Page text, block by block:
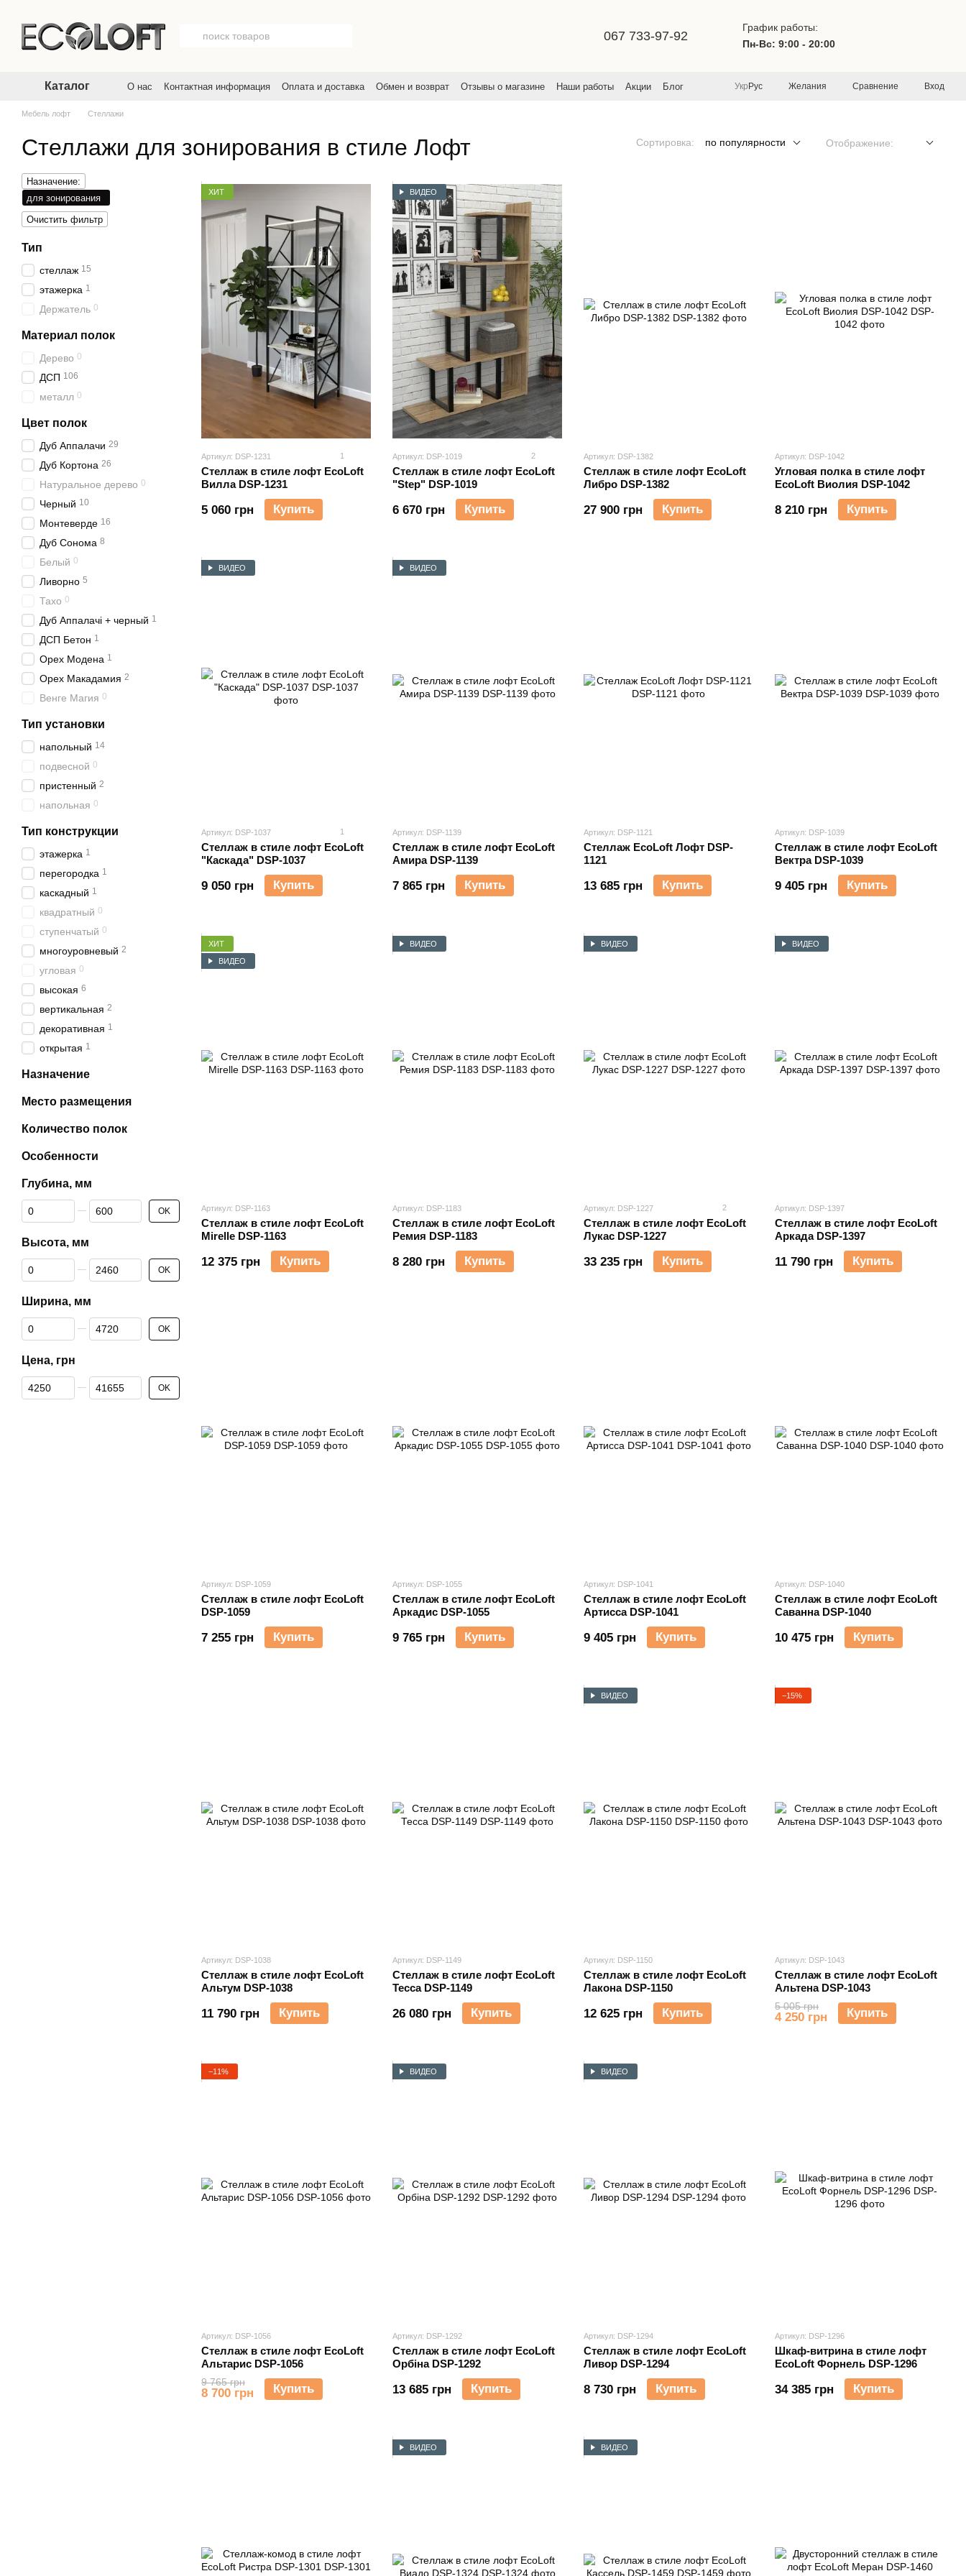
067 733-97-92
График работы:
Пн-Вс: 9:00 - 20:00
Каталог О нас Контактная информация Оплата и доставка Обмен и возврат Отзывы о магазине Наши работы Акции
Блог
Укр Рус Желания Сравнение Вход
Мебель лофт Стеллажи
Стеллажи для зонирования в стиле Лофт Сортировка: по популярности Отображение:
ХИТ
Артикул: DSP-1231 1
Стеллаж в стиле лофт EcoLoft
Вилла DSP-1231
5 060 грн Купить
ВИДЕО
Артикул: DSP-1019 2
Стеллаж в стиле лофт EcoLoft
"Step" DSP-1019
6 670 грн Купить
Артикул: DSP-1382
Стеллаж в стиле лофт EcoLoft
Либро DSP-1382
27 900 грн Купить
Артикул: DSP-1042
Угловая полка в стиле лофт
EcoLoft Виолия DSP-1042
8 210 грн Купить
ВИДЕО
Артикул: DSP-1037 1
Стеллаж в стиле лофт EcoLoft
"Каскада" DSP-1037
9 050 грн Купить
ВИДЕО
Артикул: DSP-1139
Стеллаж в стиле лофт EcoLoft
Амира DSP-1139
7 865 грн Купить
Артикул: DSP-1121
Стеллаж EcoLoft Лофт DSP-
1121
13 685 грн Купить
Артикул: DSP-1039
Стеллаж в стиле лофт EcoLoft
Вектра DSP-1039
9 405 грн Купить
ХИТ
ВИДЕО
Артикул: DSP-1163
Стеллаж в стиле лофт EcoLoft
Mirelle DSP-1163
12 375 грн Купить
ВИДЕО
Артикул: DSP-1183
Стеллаж в стиле лофт EcoLoft
Ремия DSP-1183
8 280 грн Купить
ВИДЕО
Артикул: DSP-1227 2
Стеллаж в стиле лофт EcoLoft
Лукас DSP-1227
33 235 грн Купить
ВИДЕО
Артикул: DSP-1397
Стеллаж в стиле лофт EcoLoft
Аркада DSP-1397
11 790 грн Купить
Артикул: DSP-1059
Стеллаж в стиле лофт EcoLoft
DSP-1059
7 255 грн Купить
Артикул: DSP-1055
Стеллаж в стиле лофт EcoLoft
Аркадис DSP-1055
9 765 грн Купить
Артикул: DSP-1041
Стеллаж в стиле лофт EcoLoft
Артисса DSP-1041
9 405 грн Купить
Артикул: DSP-1040
Стеллаж в стиле лофт EcoLoft
Саванна DSP-1040
10 475 грн Купить
Артикул: DSP-1038
Стеллаж в стиле лофт EcoLoft
Альтум DSP-1038
11 790 грн Купить
Артикул: DSP-1149
Стеллаж в стиле лофт EcoLoft
Тесса DSP-1149
26 080 грн Купить
ВИДЕО
Артикул: DSP-1150
Стеллаж в стиле лофт EcoLoft
Лакона DSP-1150
12 625 грн Купить
−15%
Артикул: DSP-1043
Стеллаж в стиле лофт EcoLoft
Альтена DSP-1043
5 005 грн
4 250 грн Купить
−11%
Артикул: DSP-1056
Стеллаж в стиле лофт EcoLoft
Альтарис DSP-1056
9 765 грн
8 700 грн Купить
ВИДЕО
Артикул: DSP-1292
Стеллаж в стиле лофт EcoLoft
Орбіна DSP-1292
13 685 грн Купить
ВИДЕО
Артикул: DSP-1294
Стеллаж в стиле лофт EcoLoft
Ливор DSP-1294
8 730 грн Купить
Артикул: DSP-1296
Шкаф-витрина в стиле лофт
EcoLoft Форнель DSP-1296
34 385 грн Купить
ВИДЕО ВИДЕО
Назначение:
для зонирования
Очистить фильтр
Тип
стеллаж 15
этажерка 1
Держатель 0
Материал полок
Дерево 0
ДСП 106
металл 0
Цвет полок
Дуб Аппалачи 29
Дуб Кортона 26
Натуральное дерево 0
Черный 10
Монтеверде 16
Дуб Сонома 8
Белый 0
Ливорно 5
Тахо 0
Дуб Аппалачі + черный 1
ДСП Бетон 1
Орех Модена 1
Орех Макадамия 2
Венге Магия 0
Тип установки
напольный 14
подвесной 0
пристенный 2
напольная 0
Тип конструкции
этажерка 1
перегородка 1
каскадный 1
квадратный 0
ступенчатый 0
многоуровневый 2
угловая 0
высокая 6
вертикальная 2
декоративная 1
открытая 1
Назначение
Место размещения
Количество полок
Особенности
Глубина, мм
От Глубина, мм
До Глубина, мм OK
Высота, мм
От Высота, мм
До Высота, мм OK
Ширина, мм
От Ширина, мм
До Ширина, мм OK
Цена, грн
От Цена, грн
До Цена, грн OK